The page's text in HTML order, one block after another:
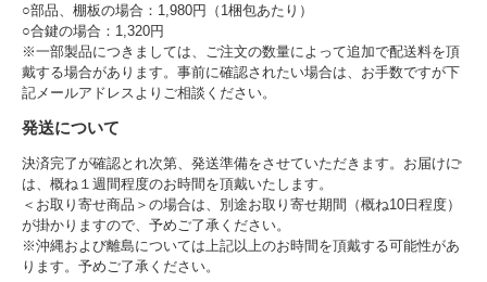
○部品、棚板の場合：1,980円（1梱包あたり）
○合鍵の場合：1,320円
※一部製品につきましては、ご注文の数量によって追加で配送料を頂
戴する場合があります。事前に確認されたい場合は、お手数ですが下
記メールアドレスよりご相談ください。
発送について
決済完了が確認とれ次第、発送準備をさせていただきます。お届けに
は、概ね１週間程度のお時間を頂戴いたします。
＜お取り寄せ商品＞の場合は、別途お取り寄せ期間（概ね10日程度）
が掛かりますので、予めご了承ください。
※沖縄および離島については上記以上のお時間を頂戴する可能性があ
ります。予めご了承ください。